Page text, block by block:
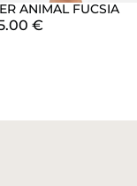
ANIMAL FUCSIA
€